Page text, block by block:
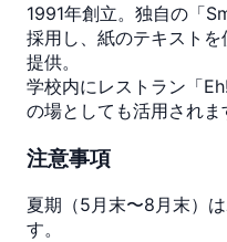
ぶ
集
中
英
語
コ
ー
ス
個
1991年創立。独自の「
採用し、紙のテキスト
提供。
学校内にレストラン「
の場としても活用されま
注意事項
夏期（5月末〜8月末）
す。